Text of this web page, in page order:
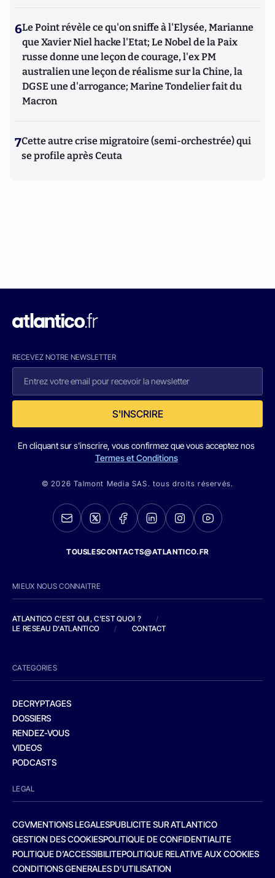
6Le Point révèle ce qu'on sniffe à l'Elysée, Marianne
que Xavier Niel hacke l'Etat; Le Nobel de la Paix
russe donne une leçon de courage, l'ex PM
australien une leçon de réalisme sur la Chine, la
DGSE une d'arrogance; Marine Tondelier fait du
Macron
7Cette autre crise migratoire (semi-orchestrée) qui
se profile après Ceuta
RECEVEZ NOTRE NEWSLETTER
S'INSCRIRE
En cliquant sur s'inscrire, vous confirmez que vous acceptez nos
Termes et Conditions
© 2026 Talmont Media SAS. tous droits réservés.
TOUSLESCONTACTS@ATLANTICO.FR
MIEUX NOUS CONNAITRE
ATLANTICO C'EST QUI, C'EST QUOI ?
/
LE RESEAU D'ATLANTICO
/ CONTACT
CATEGORIES
DECRYPTAGES
DOSSIERS
RENDEZ-VOUS
VIDEOS
PODCASTS
LEGAL
CGVMENTIONS LEGALESPUBLICITE SUR ATLANTICO
GESTION DES COOKIESPOLITIQUE DE CONFIDENTIALITE
POLITIQUE D’ACCESSIBILITEPOLITIQUE RELATIVE AUX COOKIES
CONDITIONS GENERALES D’UTILISATION